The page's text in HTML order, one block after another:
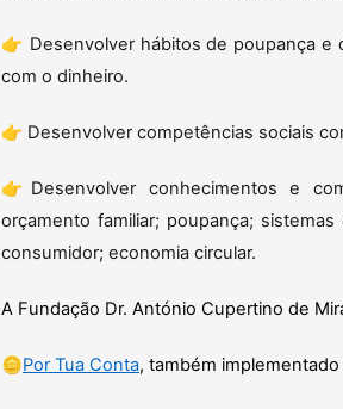
👉 Desenvolver hábitos de poupança e
com o dinheiro.
👉 Desenvolver competências sociais
👉Desenvolver conhecimentos e
orçamento familiar; poupança;
consumidor; economia circular.
A Fundação Dr. António Cupertino de
🪙Por Tua Conta, também